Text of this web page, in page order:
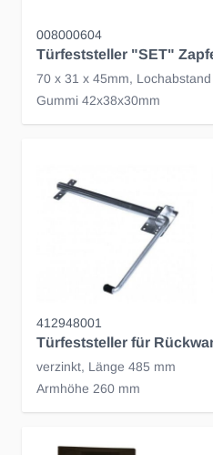
008000604
Türfeststeller "SET"
70 x 31 x 45mm,
Gummi 42x38x30mm
412948001
Türfeststeller für
verzinkt, Länge 485 mm
Armhöhe 260 mm